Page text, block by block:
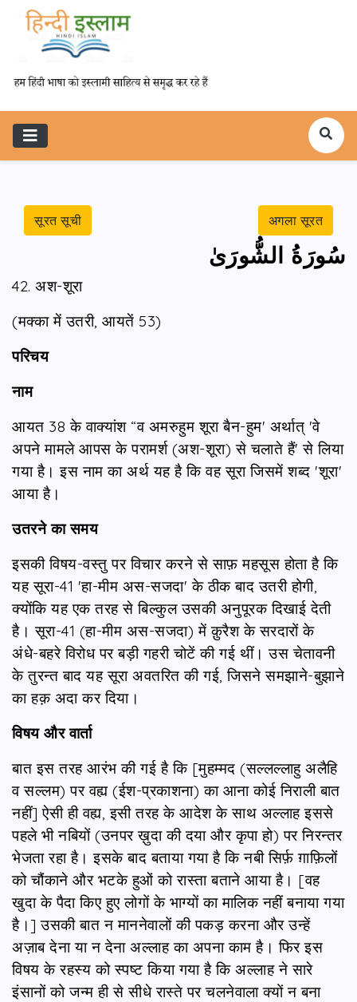
सूरत सूची अगला सूरत
سُورَةُ الشُّورَىٰ
42. अश-शूरा
(मक्का में उतरी, आयतें 53)
परिचय
नाम
आयत 38 के वाक्यांश “व अमरुहुम शूरा बैन-हुम' अर्थात् 'वे
अपने मामले आपस के परामर्श (अश-शूरा) से चलाते हैं' से लिया
गया है। इस नाम का अर्थ यह है कि वह सूरा जिसमें शब्द 'शूरा'
आया है।
उतरने का समय
इसकी विषय-वस्तु पर विचार करने से साफ़ महसूस होता है कि
यह सूरा-41 'हा-मीम अस-सजदा' के ठीक बाद उतरी होगी,
क्योंकि यह एक तरह से बिल्कुल उसकी अनुपूरक दिखाई देती
है। सूरा-41 (हा-मीम अस-सजदा) में क़ुरैश के सरदारों के
अंधे-बहरे विरोध पर बड़ी गहरी चोटें की गई थीं। उस चेतावनी
के तुरन्त बाद यह सूरा अवतरित की गई, जिसने समझाने-बुझाने
का हक़ अदा कर दिया।
विषय और वार्ता
बात इस तरह आरंभ की गई है कि [मुहम्मद (सल्लल्लाहु अलैहि
व सल्लम) पर वह्य (ईश-प्रकाशना) का आना कोई निराली बात
नहीं] ऐसी ही वह्य, इसी तरह के आदेश के साथ अल्लाह इससे
पहले भी नबियों (उनपर ख़ुदा की दया और कृपा हो) पर निरन्तर
भेजता रहा है। इसके बाद बताया गया है कि नबी सिर्फ़ ग़ाफ़िलों
को चौंकाने और भटके हुओं को रास्ता बताने आया है। [वह
खुदा के पैदा किए हुए लोगों के भाग्यों का मालिक नहीं बनाया गया
है।] उसकी बात न माननेवालों की पकड़ करना और उन्हें
अज़ाब देना या न देना अल्लाह का अपना काम है। फिर इस
विषय के रहस्य को स्पष्ट किया गया है कि अल्लाह ने सारे
इंसानों को जन्म ही से सीधे रास्ते पर चलनेवाला क्यों न बना